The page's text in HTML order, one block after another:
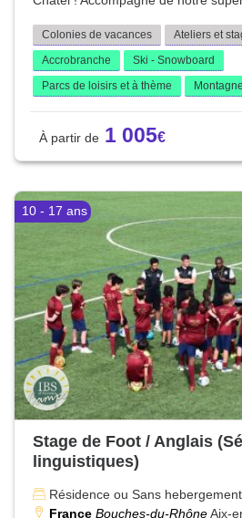
Colonies de vacances
Ateliers et
Accrobranche
Ski - Snowboard
Parcs de loisirs et à thème
Montagne
1 005
10 - 17 ans
Stage de Foot / Anglais
linguistiques)
Résidence ou Sans hebergement
France Bouches-du-RhôneAix-